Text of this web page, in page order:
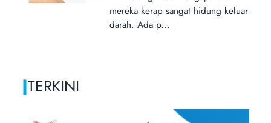
|TERKINI